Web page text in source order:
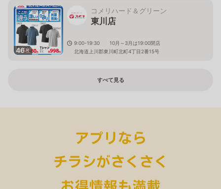
46枚
コメリハード＆グリーン
東川店
9:00-19:30 10月～3月は19:00閉店
北海道上川郡東川町北町4丁目2番15号
すべて見る